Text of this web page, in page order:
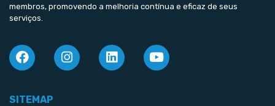
membros, promovendo a melhoria contínua e eficaz de seus
serviços.
SITEMAP